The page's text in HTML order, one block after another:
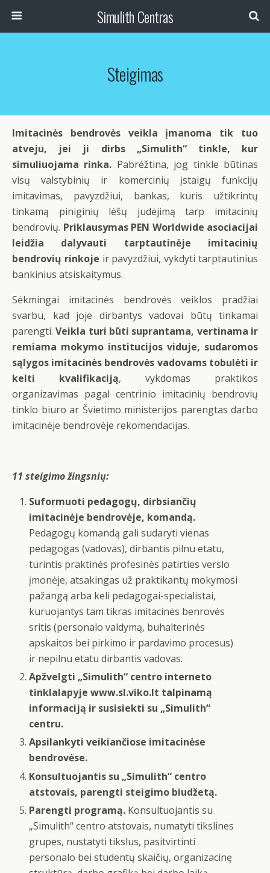
Simulith Centras
Steigimas
Imitacinės bendrovės veikla įmanoma tik tuo
atveju, jei ji dirbs „Simulith“ tinkle, kur
simuliuojama rinka. Pabrėžtina, jog tinkle būtinas
visų valstybinių ir komercinių įstaigų funkcijų
imitavimas, pavyzdžiui, bankas, kuris užtikrintų
tinkamą piniginių lėšų judėjimą tarp imitacinių
bendrovių. Priklausymas PEN Worldwide asociacijai
leidžia dalyvauti tarptautinėje imitacinių
bendrovių rinkoje ir pavyzdžiui, vykdyti tarptautinius
bankinius atsiskaitymus.
Sėkmingai imitacinės bendrovės veiklos pradžiai
svarbu, kad joje dirbantys vadovai būtų tinkamai
parengti.Veikla turi būti suprantama, vertinama ir
remiama mokymo institucijos viduje, sudaromos
sąlygos imitacinės bendrovės vadovams tobulėti ir
kelti kvalifikaciją, vykdomas praktikos
organizavimas pagal centrinio imitacinių bendrovių
tinklo biuro ar Švietimo ministerijos parengtas darbo
imitacinėje bendrovėje rekomendacijas.
11 steigimo žingsnių:
Suformuoti pedagogų, dirbsiančių
imitacinėje bendrovėje, komandą.
Pedagogų komandą gali sudaryti vienas
pedagogas (vadovas), dirbantis pilnu etatu,
turintis praktinės profesinės patirties verslo
įmonėje, atsakingas už praktikantų mokymosi
pažangą arba keli pedagogai-specialistai,
kuruojantys tam tikras imitacinės benrovės
sritis (personalo valdymą, buhalterinės
apskaitos bei pirkimo ir pardavimo procesus)
ir nepilnu etatu dirbantis vadovas.
Apžvelgti „Simulith“ centro interneto
tinklalapyje www.sl.viko.lt talpinamą
informaciją ir susisiekti su „Simulith“
centru.
Apsilankyti veikiančiose imitacinėse
bendrovėse.
Konsultuojantis su „Simulith“ centro
atstovais, parengti steigimo biudžetą.
Parengti programą. Konsultuojantis su
„Simulith“ centro atstovais, numatyti tikslines
grupes, nustatyti tikslus, pasitvirtinti
personalo bei studentų skaičių, organizacinę